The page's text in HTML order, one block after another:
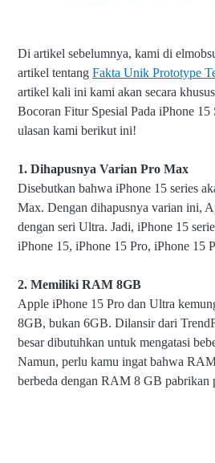
Di artikel sebelumnya, kami di
artikel tentang Fakta Unik Prototype
artikel kali ini kami akan secara
Bocoran Fitur Spesial Pada iPhone 15
ulasan kami berikut ini!
1. Dihapusnya Varian Pro Max
Disebutkan bahwa iPhone 15 series
Max. Dengan dihapusnya varian ini,
dengan seri Ultra. Jadi, iPhone 15
iPhone 15, iPhone 15 Pro, iPhone 15
2. Memiliki RAM 8GB
Apple iPhone 15 Pro dan Ultra
8GB, bukan 6GB. Dilansir dari
besar dibutuhkan untuk mengatasi
Namun, perlu kamu ingat bahwa
berbeda dengan RAM 8 GB pabrikan